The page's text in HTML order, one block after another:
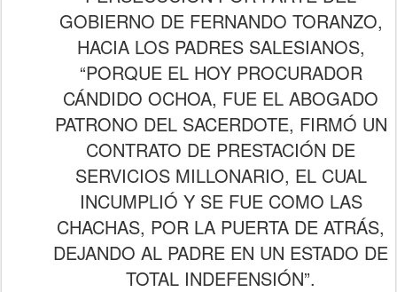
GOBIERNO DE FERNANDO TORANZO,
HACIA LOS PADRES SALESIANOS,
“PORQUE EL HOY PROCURADOR
CÁNDIDO OCHOA, FUE EL ABOGADO
PATRONO DEL SACERDOTE, FIRMÓ UN
CONTRATO DE PRESTACIÓN DE
SERVICIOS MILLONARIO, EL CUAL
INCUMPLIÓ Y SE FUE COMO LAS
CHACHAS, POR LA PUERTA DE ATRÁS,
DEJANDO AL PADRE EN UN ESTADO DE
TOTAL INDEFENSIÓN”.